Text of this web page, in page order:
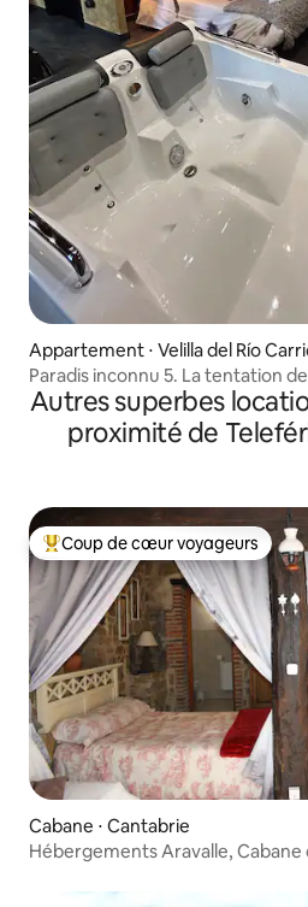
Appartement ⋅ Velilla del Río
Paradis inconnu 5. La tentation
Autres superbes
proximité de
Coups de cœur voyageurs les
Coup de cœur voyageurs
Cabane ⋅ Cantabrie
Hébergements Aravalle, Cabane